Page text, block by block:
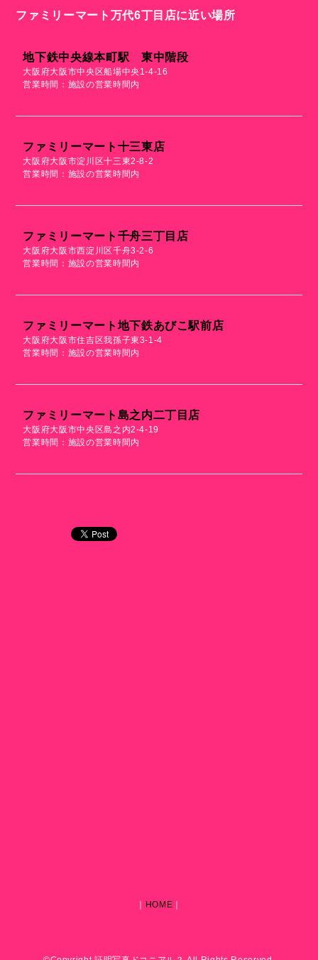
ファミリーマート万代6丁目店に近い場所
地下鉄中央線本町駅 東中階段
大阪府大阪市中央区船場中央1-4-16
営業時間：施設の営業時間内
ファミリーマート十三東店
大阪府大阪市淀川区十三東2-8-2
営業時間：施設の営業時間内
ファミリーマート千舟三丁目店
大阪府大阪市西淀川区千舟3-2-6
営業時間：施設の営業時間内
ファミリーマート地下鉄あびこ駅前店
大阪府大阪市住吉区我孫子東3-1-4
営業時間：施設の営業時間内
ファミリーマート島之内二丁目店
大阪府大阪市中央区島之内2-4-19
営業時間：施設の営業時間内
HOME